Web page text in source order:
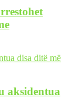
aksidentua